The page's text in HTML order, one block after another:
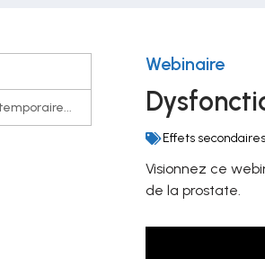
Webinaire
Effets secondaires
Visionnez ce
de la prostate.